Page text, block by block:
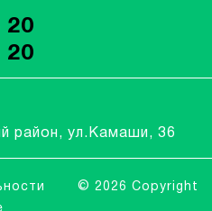
20
20
район, ул.Камаши, 36
© 2026 Copyright